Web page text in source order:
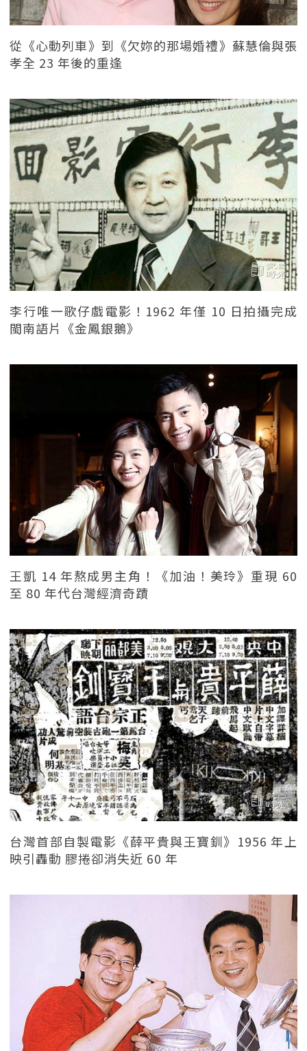
從《心動列車》到《欠妳的那場婚禮》蘇慧倫與張
孝全 23 年後的重逢
李行唯一歌仔戲電影！1962 年僅 10 日拍攝完成
閩南語片《金鳳銀鵝》
王凱 14 年熬成男主角！《加油！美玲》重現 60
至 80 年代台灣經濟奇蹟
台灣首部自製電影《薛平貴與王寶釧》1956 年上
映引轟動 膠捲卻消失近 60 年